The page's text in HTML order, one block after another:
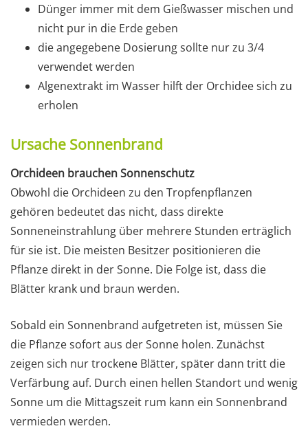
Dünger immer mit dem Gießwasser mischen und
nicht pur in die Erde geben
die angegebene Dosierung sollte nur zu 3/4
verwendet werden
Algenextrakt im Wasser hilft der Orchidee sich zu
erholen
Ursache Sonnenbrand
Orchideen brauchen Sonnenschutz
Obwohl die Orchideen zu den Tropfenpflanzen
gehören bedeutet das nicht, dass direkte
Sonneneinstrahlung über mehrere Stunden erträglich
für sie ist. Die meisten Besitzer positionieren die
Pflanze direkt in der Sonne. Die Folge ist, dass die
Blätter krank und braun werden.
Sobald ein Sonnenbrand aufgetreten ist, müssen Sie
die Pflanze sofort aus der Sonne holen. Zunächst
zeigen sich nur trockene Blätter, später dann tritt die
Verfärbung auf. Durch einen hellen Standort und wenig
Sonne um die Mittagszeit rum kann ein Sonnenbrand
vermieden werden.